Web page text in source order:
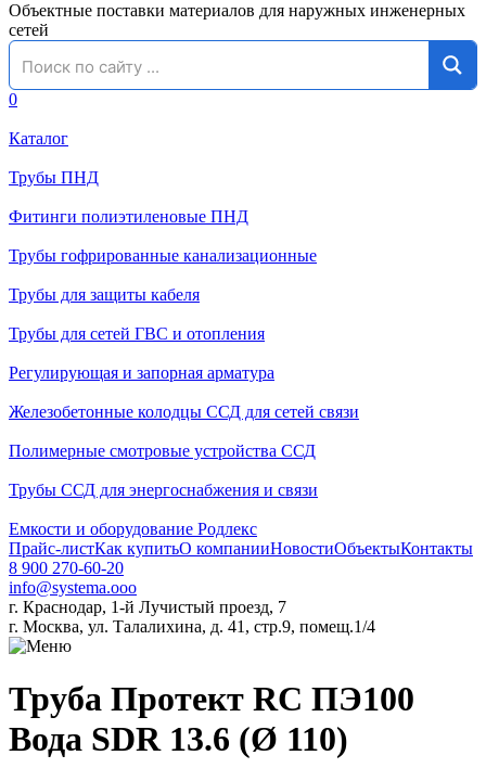
Объектные поставки материалов для наружных инженерных
сетей
0
Каталог
Трубы ПНД
Фитинги полиэтиленовые ПНД
Трубы гофрированные канализационные
Трубы для защиты кабеля
Трубы для сетей ГВС и отопления
Регулирующая и запорная арматура
Железобетонные колодцы ССД для сетей связи
Полимерные смотровые устройства ССД
Трубы ССД для энергоснабжения и связи
Емкости и оборудование Родлекс
Прайс-листКак купитьО компанииНовостиОбъектыКонтакты
8 900 270-60-20
info@systema.ooo
г. Краснодар, 1-й Лучистый проезд, 7
г. Москва, ул. Талалихина, д. 41, стр.9, помещ.1/4
Труба Протект RC ПЭ100
Вода SDR 13.6 (Ø 110)